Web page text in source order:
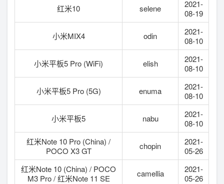
红米10 selene
2021-
08-19
小米MIX4 odin
2021-
08-10
小米平板5 Pro (WiFi) elish
2021-
08-10
小米平板5 Pro (5G) enuma
2021-
08-10
小米平板5 nabu
2021-
08-10
红米Note 10 Pro (China) /
POCO X3 GT
chopin
2021-
05-26
红米Note 10 (China) / POCO
M3 Pro / 红米Note 11 SE
camellia
2021-
05-26